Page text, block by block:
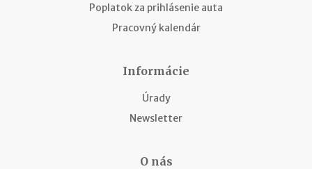
Poplatok za prihlásenie auta
Pracovný kalendár
Informácie
Úrady
Newsletter
O nás